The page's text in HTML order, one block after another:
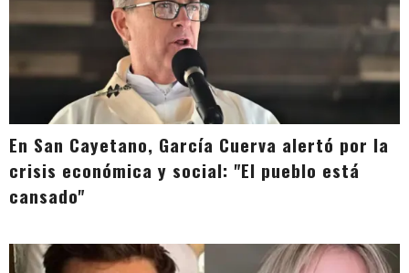
En San Cayetano, García Cuerva alertó por la
crisis económica y social: "El pueblo está
cansado"